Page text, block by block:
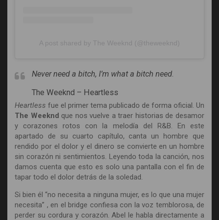
A post shared by The Weeknd (@theweeknd)
Never need a bitch, I’m what a bitch need
The Weeknd – Heartless
Heartless fue el primer tema publicado de forma oficial. Un
The Weeknd que nos vuelve a traer historias de desamor
y corazones rotos con la melodía del R&B. En este
apartado de su cuarto capítulo, canta un hombre que
rendido por el dolor y el dinero se convierte en un hombre
sin corazón ni sentimientos. Leyendo toda la canción, nos
damos cuenta que esto es solo una pantalla con el fin de
tapar todo el dolor detrás de la soledad.
Si bien él “no necesita a ninguna mujer, es lo que una mujer
necesita” , en el bridge confiesa con la voz temblorosa, de
perder su cordura y corazón. Abel le habla directamente a